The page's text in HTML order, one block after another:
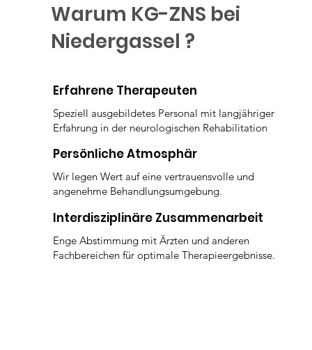
Erfahrene Therapeuten
Speziell ausgebildetes Personal mit langjähriger
Erfahrung in der neurologischen Rehabilitation
Persönliche Atmosphär
Wir legen Wert auf eine vertrauensvolle und
angenehme Behandlungsumgebung.
Interdisziplinäre Zusammenarbeit
Enge Abstimmung mit Ärzten und anderen
Fachbereichen für optimale Therapieergebnisse.
Warum KG-ZNS bei
Niedergassel ?